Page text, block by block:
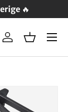
🔥
Logga inVarukorg
Meny